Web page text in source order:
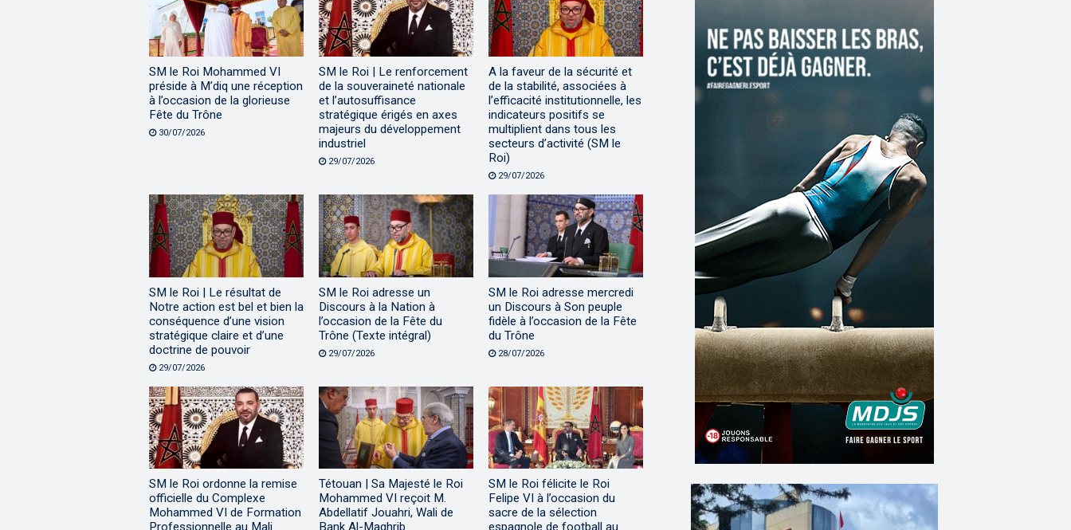
SM le Roi Mohammed VI
préside à M’diq une réception
à l’occasion de la glorieuse
Fête du Trône
30/07/2026
SM le Roi | Le renforcement
de la souveraineté nationale
et l’autosuffisance
stratégique érigés en axes
majeurs du développement
industriel
29/07/2026
A la faveur de la sécurité et
de la stabilité, associées à
l’efficacité institutionnelle, les
indicateurs positifs se
multiplient dans tous les
secteurs d’activité (SM le
Roi)
29/07/2026
SM le Roi | Le résultat de
Notre action est bel et bien la
conséquence d’une vision
stratégique claire et d’une
doctrine de pouvoir
29/07/2026
SM le Roi adresse un
Discours à la Nation à
l’occasion de la Fête du
Trône (Texte intégral)
29/07/2026
SM le Roi adresse mercredi
un Discours à Son peuple
fidèle à l’occasion de la Fête
du Trône
28/07/2026
SM le Roi ordonne la remise
officielle du Complexe
Mohammed VI de Formation
Professionnelle au Mali
Tétouan | Sa Majesté le Roi
Mohammed VI reçoit M.
Abdellatif Jouahri, Wali de
Bank Al-Maghrib
SM le Roi félicite le Roi
Felipe VI à l’occasion du
sacre de la sélection
espagnole de football au